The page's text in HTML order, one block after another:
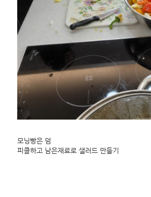
모닝빵은 덤
피클하고 남은재료로 샐러드 만들기